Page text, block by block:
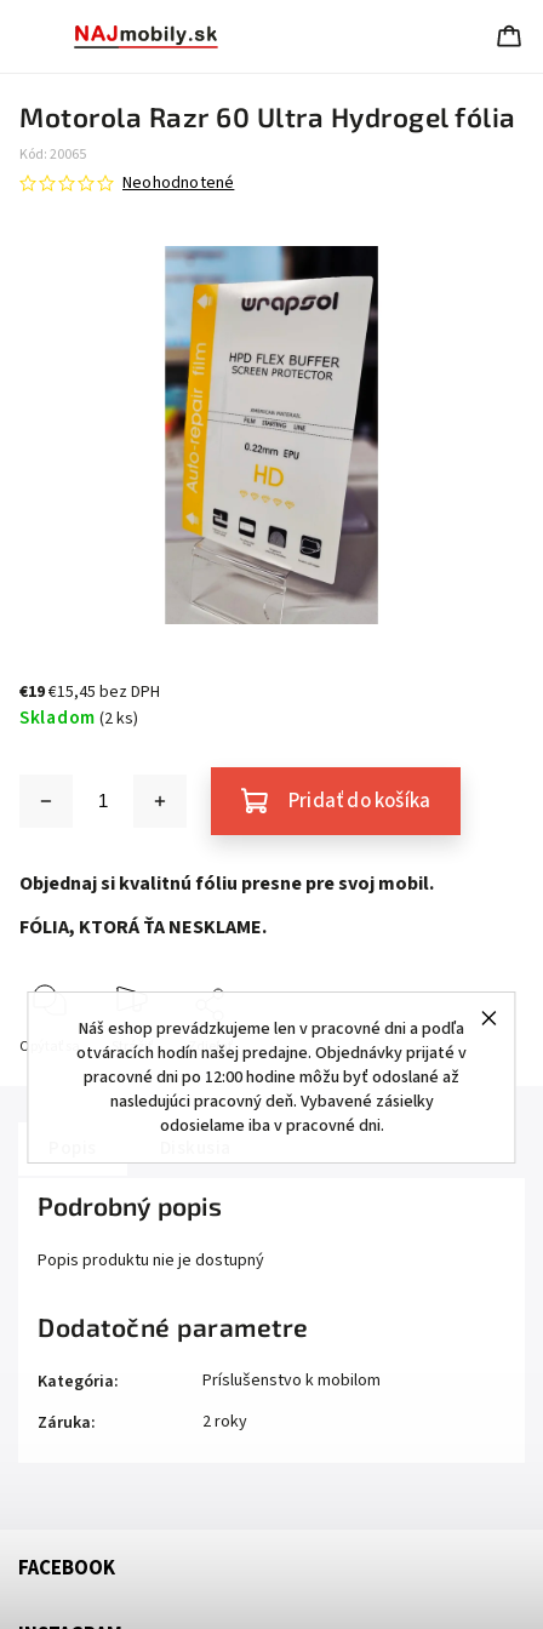
Náš eshop prevádzkujeme len v pracovné dni a podľa
otváracích hodín našej predajne. Objednávky prijaté v
pracovné dni po 12:00 hodine môžu byť odoslané až
nasledujúci pracovný deň. Vybavené zásielky
odosielame iba v pracovné dni.
Motorola Razr 60 Ultra Hydrogel fólia
Kód:20065
Neohodnotené
€19€15,45 bez DPH
Skladom (2 ks)
Pridať do košíka
Objednaj si kvalitnú fóliu presne pre svoj mobil.
FÓLIA, KTORÁ ŤA NESKLAME.
Opýtať sa Strážiť Zdieľať
Podrobný popis
Popis produktu nie je dostupný
Dodatočné parametre
Kategória:
Príslušenstvo k mobilom
Záruka: 2 roky
FACEBOOK